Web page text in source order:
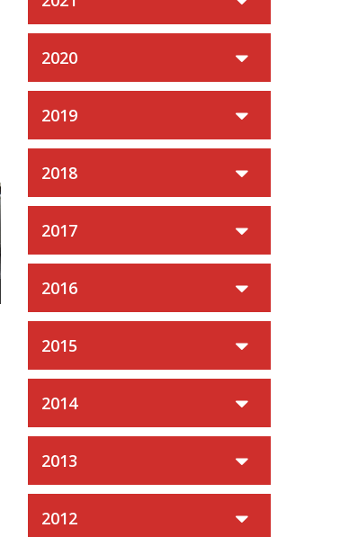
2020
2019
2018
2017
2016
2015
2014
2013
2012